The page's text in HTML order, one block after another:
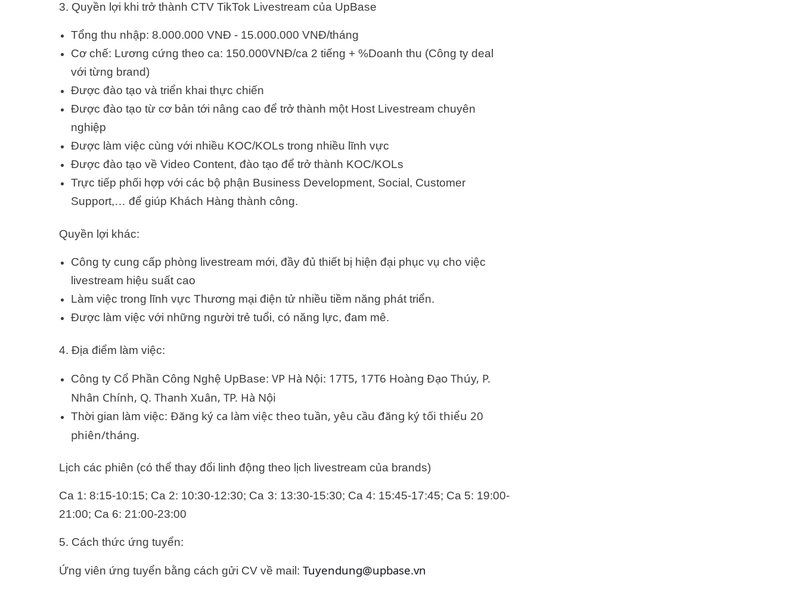
3. Quyền lợi khi trở thành CTV TikTok Livestream của UpBase
Tổng thu nhập: 8.000.000 VNĐ - 15.000.000 VNĐ/tháng
Cơ chế: Lương cứng theo ca: 150.000VNĐ/ca 2 tiếng + %Doanh thu (Công ty deal
với từng brand)
Được đào tạo và triển khai thực chiến
Được đào tạo từ cơ bản tới nâng cao để trở thành một Host Livestream chuyên
nghiệp
Được làm việc cùng với nhiều KOC/KOLs trong nhiều lĩnh vực
Được đào tạo về Video Content, đào tạo để trở thành KOC/KOLs
Trực tiếp phối hợp với các bộ phận Business Development, Social, Customer
Support,… để giúp Khách Hàng thành công.
Quyền lợi khác:
Công ty cung cấp phòng livestream mới, đầy đủ thiết bị hiện đại phục vụ cho việc
livestream hiệu suất cao
Làm việc trong lĩnh vực Thương mại điện tử nhiều tiềm năng phát triển.
Được làm việc với những người trẻ tuổi, có năng lực, đam mê.
4. Địa điểm làm việc:
Công ty Cổ Phần Công Nghệ UpBase: VP Hà Nội: 17T5, 17T6 Hoàng Đạo Thúy, P.
Nhân Chính, Q. Thanh Xuân, TP. Hà Nội
Thời gian làm việc: Đăng ký ca làm việc theo tuần, yêu cầu đăng ký tối thiểu 20
phiên/tháng.
Lịch các phiên (có thể thay đổi linh động theo lịch livestream của brands)
Ca 1: 8:15-10:15; Ca 2: 10:30-12:30; Ca 3: 13:30-15:30; Ca 4: 15:45-17:45; Ca 5: 19:00-
21:00; Ca 6: 21:00-23:00
5. Cách thức ứng tuyển:
Ứng viên ứng tuyển bằng cách gửi CV về mail: Tuyendung@upbase.vn